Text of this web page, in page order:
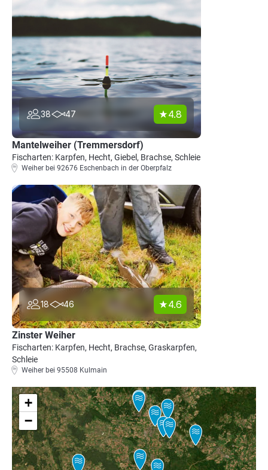
38 47 4.8
Mantelweiher (Tremmersdorf)
Fischarten: Karpfen, Hecht, Giebel, Brachse, Schleie
Weiher bei 92676 Eschenbach in der Oberpfalz
18 46 4.6
Zinster Weiher
Fischarten: Karpfen, Hecht, Brachse, Graskarpfen,
Schleie
Weiher bei 95508 Kulmain
+
−